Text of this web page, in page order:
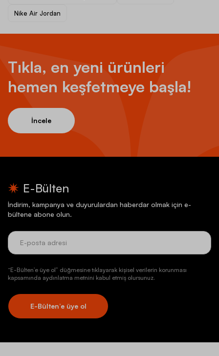
Nike Air Jordan
Tıkla, en yeni ürünleri
hemen keşfetmeye başla!
İncele
E-Bülten
İndirim, kampanya ve duyurulardan haberdar olmak için e-
bültene abone olun.
“E-Bülten’e üye ol” düğmesine tıklayarak kişisel verilerin korunması
kapsamında aydınlatma metnini kabul etmiş olursunuz.
E-Bülten’e üye ol